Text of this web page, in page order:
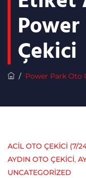
Çekici
/ Power Park Oto
ACİL OTO ÇEKİCİ (7/
AYDIN OTO ÇEKICI,
UNCATEGORIZED